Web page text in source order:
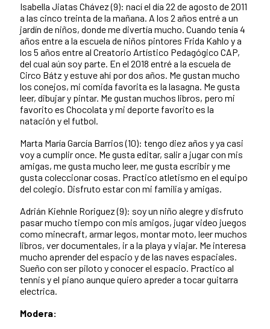
Isabella Jiatas Chávez (9): nací el día 22 de agosto de 2011
a las cinco treinta de la mañana. A los 2 años entré a un
jardín de niños, donde me divertía mucho. Cuando tenía 4
años entre a la escuela de niños pintores Frida Kahlo y a
los 5 años entre al Creatorio Artístico Pedagógico CAP,
del cual aún soy parte. En el 2018 entré a la escuela de
Circo Bátz y estuve ahí por dos años. Me gustan mucho
los conejos, mi comida favorita es la lasagna. Me gusta
leer, dibujar y pintar. Me gustan muchos libros, pero mi
favorito es Chocolata y mi deporte favorito es la
natación y el futbol.
Marta María García Barrios (10): tengo diez años y ya casi
voy a cumplir once. Me gusta editar, salir a jugar con mis
amigas, me gusta mucho leer, me gusta escribir y me
gusta coleccionar cosas. Practico atletismo en el equipo
del colegio. Disfruto estar con mi familia y amigas.
Adrián Kiehnle Roriguez (9): soy un niño alegre y disfruto
pasar mucho tiempo con mis amigos, jugar video juegos
como minecraft, armar legos, montar moto, leer muchos
libros, ver documentales, ir a la playa y viajar. Me interesa
mucho aprender del espacio y de las naves espaciales.
Sueño con ser piloto y conocer el espacio. Practico al
tennis y el piano aunque quiero apreder a tocar guitarra
electrica.
Modera: